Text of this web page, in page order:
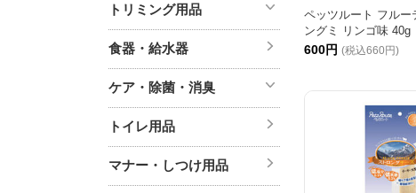
ペッツルート フルー
ングミ リンゴ味 40g
600円 (税込660円)
トリミング用品
食器・給水器
ケア・除菌・消臭
トイレ用品
マナー・しつけ用品